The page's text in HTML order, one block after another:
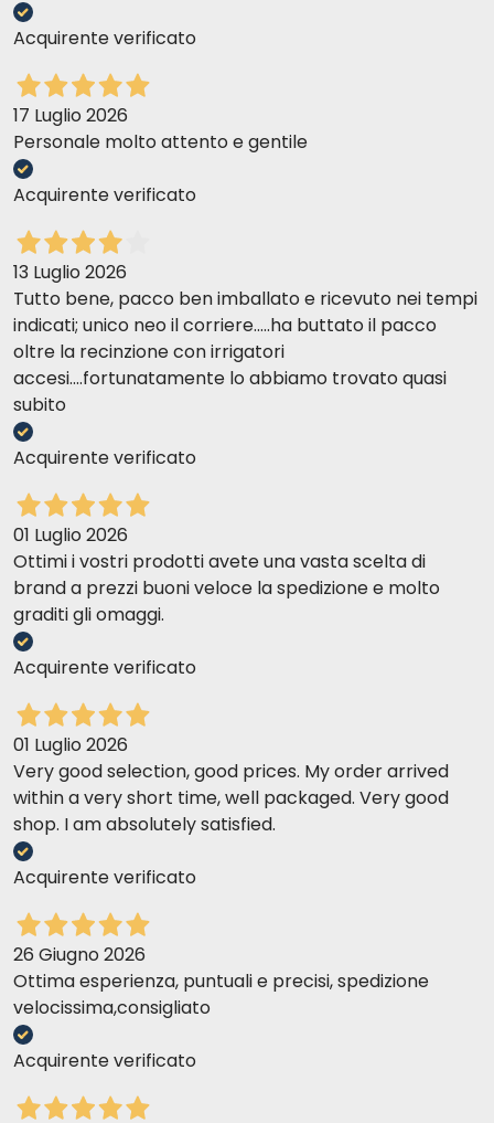
Acquirente verificato
17 Luglio 2026
Personale molto attento e gentile
Acquirente verificato
13 Luglio 2026
Tutto bene, pacco ben imballato e ricevuto nei tempi
indicati; unico neo il corriere.....ha buttato il pacco
oltre la recinzione con irrigatori
accesi....fortunatamente lo abbiamo trovato quasi
subito
Acquirente verificato
01 Luglio 2026
Ottimi i vostri prodotti avete una vasta scelta di
brand a prezzi buoni veloce la spedizione e molto
graditi gli omaggi.
Acquirente verificato
01 Luglio 2026
Very good selection, good prices. My order arrived
within a very short time, well packaged. Very good
shop. I am absolutely satisfied.
Acquirente verificato
26 Giugno 2026
Ottima esperienza, puntuali e precisi, spedizione
velocissima,consigliato
Acquirente verificato